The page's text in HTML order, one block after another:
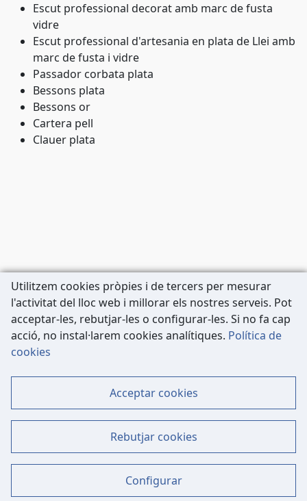
Escut professional decorat amb marc de fusta
vidre
Escut professional d'artesania en plata de Llei amb
marc de fusta i vidre
Passador corbata plata
Bessons plata
Bessons or
Cartera pell
Clauer plata
Carrer de Còrsega, 227
Tel: 933 63 33 80
Mapa Web
Política de Cookies
Avís Legal - Política de Privacitat
Utilitzem cookies pròpies i de tercers per mesurar
l'activitat del lloc web i millorar els nostres serveis. Pot
acceptar-les, rebutjar-les o configurar-les. Si no fa cap
acció, no instal·larem cookies analítiques. Política de
cookies
Acceptar cookies
Rebutjar cookies
Configurar